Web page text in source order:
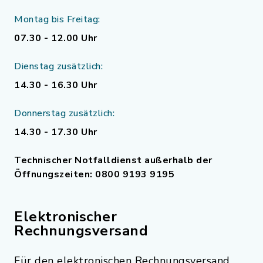
Montag bis Freitag:
07.30 - 12.00 Uhr
Dienstag zusätzlich:
14.30 - 16.30 Uhr
Donnerstag zusätzlich:
14.30 - 17.30 Uhr
Technischer Notfalldienst außerhalb der
Öffnungszeiten: 0800 9193 9195
Elektronischer
Rechnungsversand